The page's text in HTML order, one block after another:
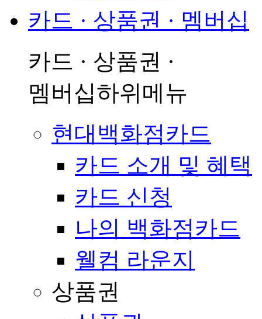
카드 · 상품권 · 멤버십
카드 · 상품권 ·
멤버십하위메뉴
현대백화점카드
카드 소개 및 혜택
카드 신청
나의 백화점카드
웰컴 라운지
상품권